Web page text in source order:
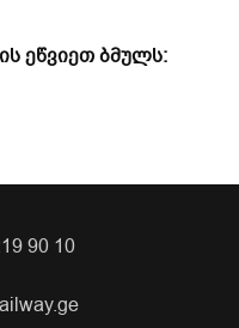
ეწვიეთ ბმულს:
90 10